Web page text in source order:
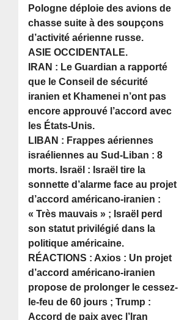
Pologne déploie des avions de
chasse suite à des soupçons
d’activité aérienne russe.
ASIE OCCIDENTALE.
IRAN : Le Guardian a rapporté
que le Conseil de sécurité
iranien et Khamenei n’ont pas
encore approuvé l’accord avec
les États-Unis.
LIBAN : Frappes aériennes
israéliennes au Sud-Liban : 8
morts. Israël : Israël tire la
sonnette d’alarme face au projet
d’accord américano-iranien :
« Très mauvais » ; Israël perd
son statut privilégié dans la
politique américaine.
RÉACTIONS : Axios : Un projet
d’accord américano-iranien
propose de prolonger le cessez-
le-feu de 60 jours ; Trump :
Accord de paix avec l’Iran